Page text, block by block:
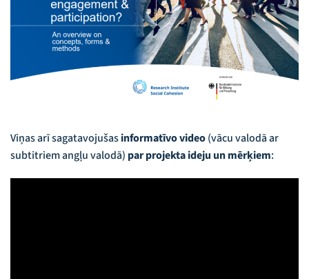
Viņas arī sagatavojušasinformatīvo video(vācu valodā ar
subtitriem angļu valodā) par projekta ideju un mērķiem: